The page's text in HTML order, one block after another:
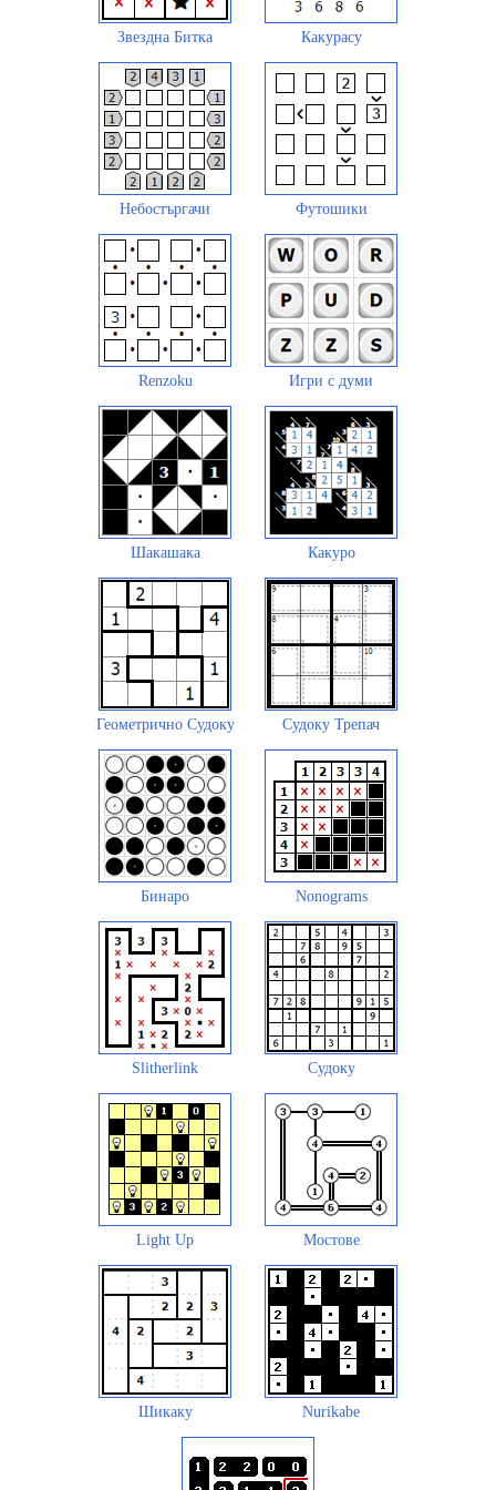
Звездна Битка Какурасу
Небостъргачи Футошики
Renzoku Игри с думи
Шакашака Какуро
Геометрично Судоку Судоку Трепач
Бинаро Nonograms
Slitherlink Судоку
Light Up Мостове
Шикаку Nurikabe